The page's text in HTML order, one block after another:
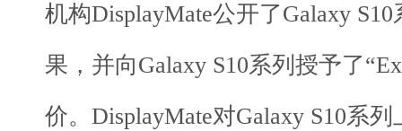
机构DisplayMate公开了Galaxy
果，并向Galaxy S10系列授予了
价。DisplayMate对Galaxy S10系